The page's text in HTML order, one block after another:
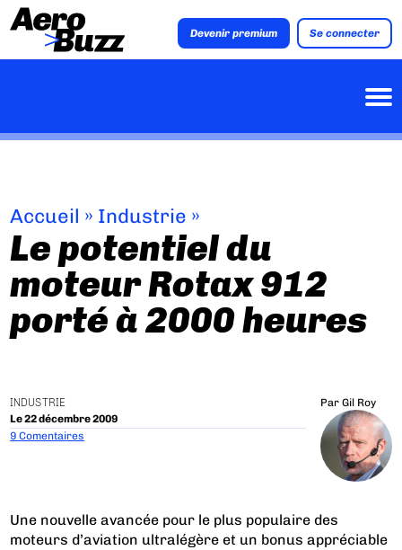
Devenir premium Se connecter
Accueil » Industrie »
Le potentiel du
moteur Rotax 912
porté à 2000 heures
INDUSTRIE
Le 22 décembre 2009
Par Gil Roy
9 Comentaires
Une nouvelle avancée pour le plus populaire des
moteurs d’aviation ultralégère et un bonus appréciable